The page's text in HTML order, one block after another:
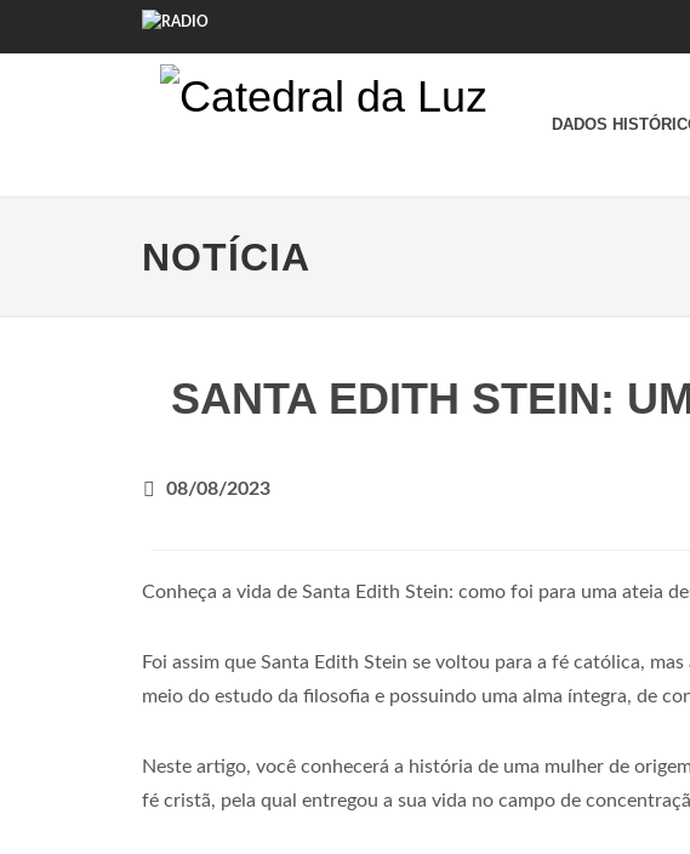
DADOS
NOTÍCIA
SANTA EDITH STEIN:
08/08/2023
Conheça a vida de Santa Edith Stein: como foi para uma ateia
Foi assim que Santa Edith Stein se voltou para a fé católica,
meio do estudo da filosofia e possuindo uma alma íntegra, de
Neste artigo, você conhecerá a história de uma mulher de
fé cristã, pela qual entregou a sua vida no campo de